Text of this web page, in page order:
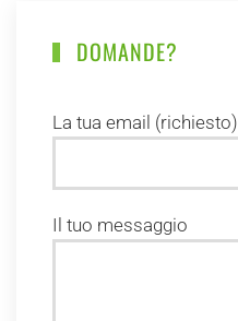
DOMANDE?
La tua email (richiesto)
Il tuo messaggio